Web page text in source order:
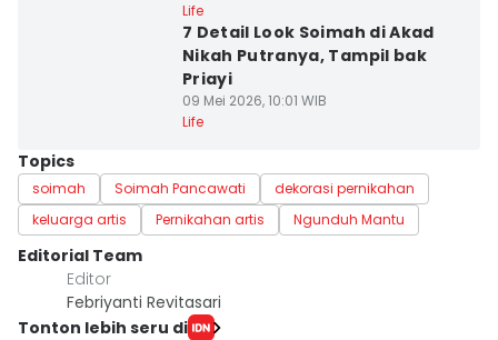
Life
7 Detail Look Soimah di Akad
Nikah Putranya, Tampil bak
Priayi
09 Mei 2026, 10:01 WIB
Life
Topics
soimah Soimah Pancawati
dekorasi pernikahan
keluarga artis
Pernikahan artis Ngunduh Mantu
Editorial Team
Editor
Febriyanti Revitasari
Tonton lebih seru di